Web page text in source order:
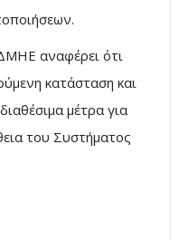
αναφέρει ότι
κατάσταση και
μέτρα για
του Συστήματος